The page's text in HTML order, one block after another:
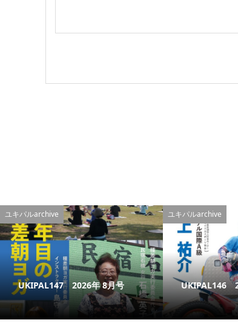
ユキパルarchive
UKIPAL147 2026年 8月号
ユキパルarchive
UKIPAL146